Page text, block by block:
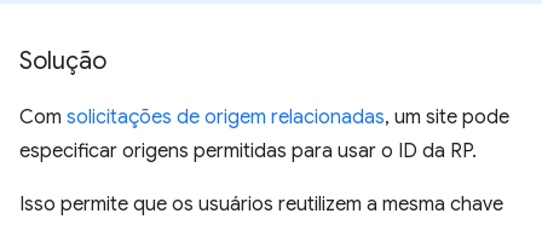
Solução
Com solicitações de origem relacionadas, um site pode
especificar origens permitidas para usar o ID da RP.
Isso permite que os usuários reutilizem a mesma chave